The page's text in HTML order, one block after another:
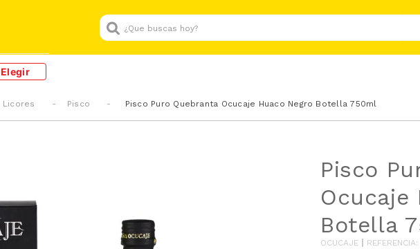
¿Que buscas hoy?
Elegir
Licores Pisco Pisco Puro Quebranta Ocucaje Huaco Negro Botella 750ml
Pisco
Ocucaje
Botella
OCUCAJE REFERENCIA: